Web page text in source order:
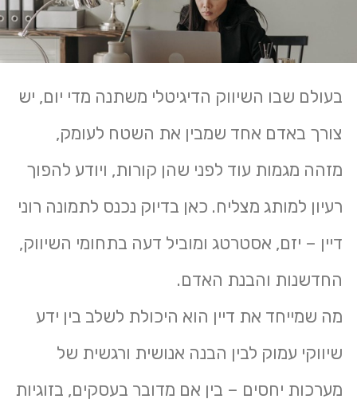
בעולם שבו השיווק הדיגיטלי משתנה מדי יום, יש
צורך באדם אחד שמבין את השטח לעומק,
מזהה מגמות עוד לפני שהן קורות, ויודע להפוך
רעיון למותג מצליח. כאן בדיוק נכנס לתמונה רוני
דיין – יזם, אסטרטג ומוביל דעה בתחומי השיווק,
החדשנות והבנת האדם.
מה שמייחד את דיין הוא היכולת לשלב בין ידע
שיווקי עמוק לבין הבנה אנושית ורגשית של
מערכות יחסים – בין אם מדובר בעסקים, בזוגיות